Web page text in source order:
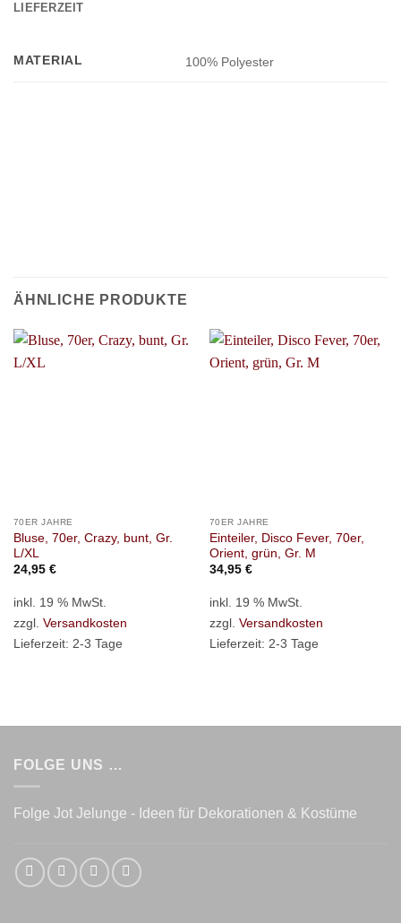
LIEFERZEIT
MATERIAL 100% Polyester
ÄHNLICHE PRODUKTE
70ER JAHRE
Bluse, 70er, Crazy, bunt, Gr.
L/XL
24,95 €
inkl. 19 % MwSt.
zzgl. Versandkosten
Lieferzeit: 2-3 Tage
70ER JAHRE
Einteiler, Disco Fever, 70er,
Orient, grün, Gr. M
34,95 €
inkl. 19 % MwSt.
zzgl. Versandkosten
Lieferzeit: 2-3 Tage
FOLGE UNS …
Folge Jot Jelunge - Ideen für Dekorationen & Kostüme